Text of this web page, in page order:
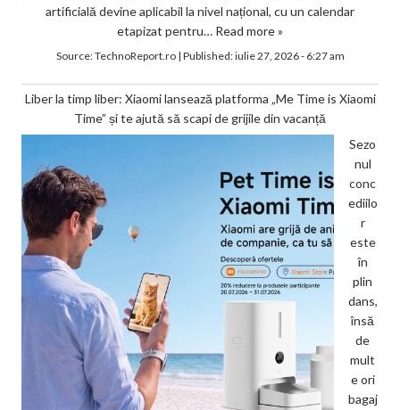
artificială devine aplicabil la nivel național, cu un calendar
etapizat pentru… Read more »
Source:TechnoReport.ro| Published:iulie 27, 2026 - 6:27 am
Liber la timp liber: Xiaomi lansează platforma „Me Time is Xiaomi
Time” și te ajută să scapi de grijile din vacanță
Sezo
nul
conc
ediilo
r
este
în
plin
dans,
însă
de
mult
e ori
bagaj